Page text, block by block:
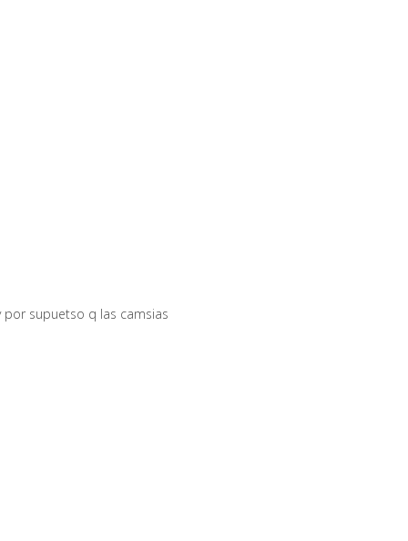
supuetso q las camsias